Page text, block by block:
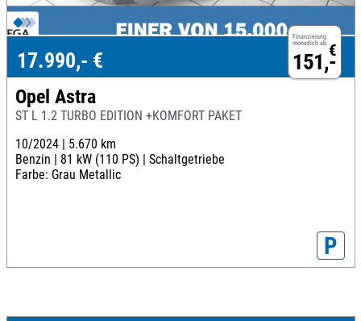
Finanzierung
monatlich ab €
151,-
17.990,- €
Opel Astra
ST L 1.2 TURBO EDITION +KOMFORT PAKET
10/2024 | 5.670 km
Benzin | 81 kW (110 PS) | Schaltgetriebe
Farbe: Grau Metallic
P